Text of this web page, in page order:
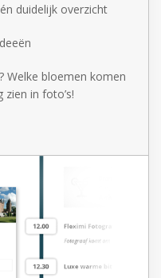
duidelijk overzicht
Welke bloemen komen
in foto’s!